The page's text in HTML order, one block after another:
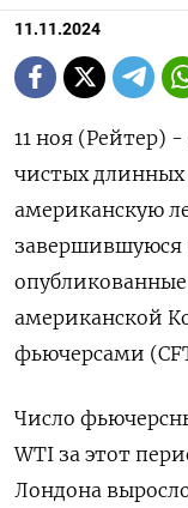
11.11.2024
11 ноя (Рейтер)
чистых
американскую
завершившуюся
американской
фьючерсами
Число
WTI за этот
Лондона